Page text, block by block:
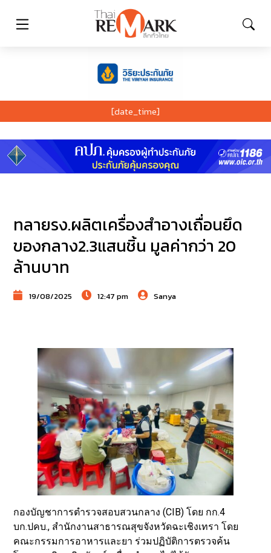
[date_time]
ทลายรง.ผลิตเครื่องสำอางเถื่อนยึด
ของกลาง2.3แสนชิ้น มูลค่ากว่า 20
ล้านบาท
19/08/2025 12:47 pm Sanya
กองบัญชาการตำรวจสอบสวนกลาง (CIB) โดย กก.4
บก.ปคบ., สำนักงานสาธารณสุขจังหวัดฉะเชิงเทรา โดย
คณะกรรมการอาหารและยา ร่วมปฏิบัติการตรวจค้น